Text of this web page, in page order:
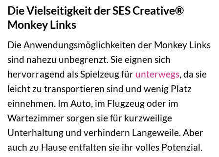
Die Vielseitigkeit der SES Creative®
Monkey Links
Die Anwendungsmöglichkeiten der Monkey Links
sind nahezu unbegrenzt. Sie eignen sich
hervorragend als Spielzeug für unterwegs, da sie
leicht zu transportieren sind und wenig Platz
einnehmen. Im Auto, im Flugzeug oder im
Wartezimmer sorgen sie für kurzweilige
Unterhaltung und verhindern Langeweile. Aber
auch zu Hause entfalten sie ihr volles Potenzial.